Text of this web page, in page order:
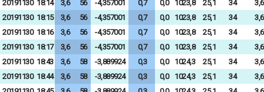
20191130 18:14 3,6 56 -4,357001 0,7 0,0 1023,8 25,1 34
3,6
20191130 18:15 3,6 56 -4,357001 0,7 0,0 1023,8 25,1 34
3,6
20191130 18:16 3,6 56 -4,357001 0,7 0,0 1023,8 25,1 34
3,6
20191130 18:17 3,6 56 -4,357001 0,7 0,0 1023,8 25,1 34
3,6
20191130 18:43 3,6 58 -3,889924 0,3 0,0 1024,3 25,1 34
3,6
20191130 18:44 3,6 58 -3,889924 0,3 0,0 1024,3 25,1 34
3,6